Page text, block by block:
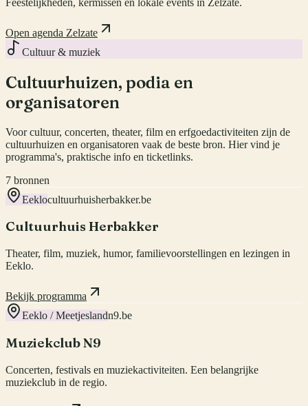
Feestelijkheden, kermissen en lokale events in Zelzate.
Open agenda Zelzate
Cultuur & muziek
Cultuurhuizen, podia en
organisatoren
Voor cultuur, concerten, theater, film en erfgoedactiviteiten zijn de
cultuurhuizen en organisatoren vaak de beste bron. Hier vind je
programma's, praktische info en ticketlinks.
7 bronnen
Eeklocultuurhuisherbakker.be
Cultuurhuis Herbakker
Theater, film, muziek, humor, familievoorstellingen en lezingen in
Eeklo.
Bekijk programma
Eeklo / Meetjeslandn9.be
Muziekclub N9
Concerten, festivals en muziekactiviteiten. Een belangrijke
muziekclub in de regio.